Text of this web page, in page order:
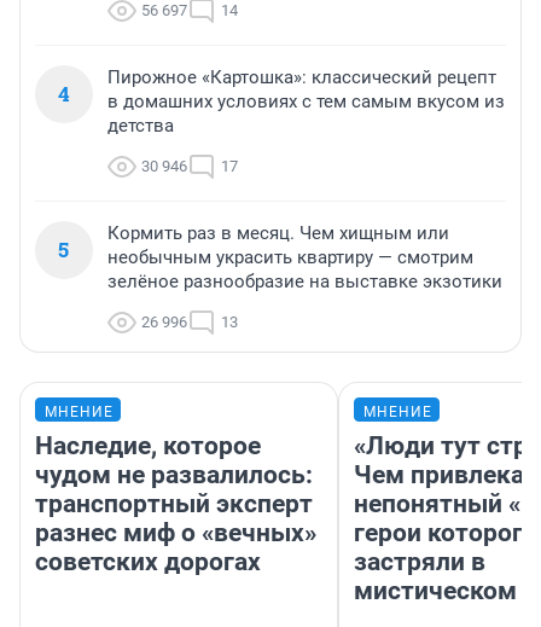
56 697 14
4
Пирожное «Картошка»: классический рецепт
в домашних условиях с тем самым вкусом из
детства
30 946 17
5
Кормить раз в месяц. Чем хищным или
необычным украсить квартиру — смотрим
зелёное разнообразие на выставке экзотики
26 996 13
МНЕНИЕ
Наследие, которое
чудом не развалилось:
транспортный эксперт
разнес миф о «вечных»
советских дорогах
МНЕНИЕ
«Люди тут
Чем
непонятный
герои которого
застряли в
мистическом